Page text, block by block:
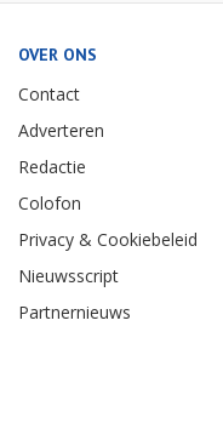
OVER ONS
Contact
Adverteren
Redactie
Colofon
Privacy & Cookiebeleid
Nieuwsscript
Partnernieuws